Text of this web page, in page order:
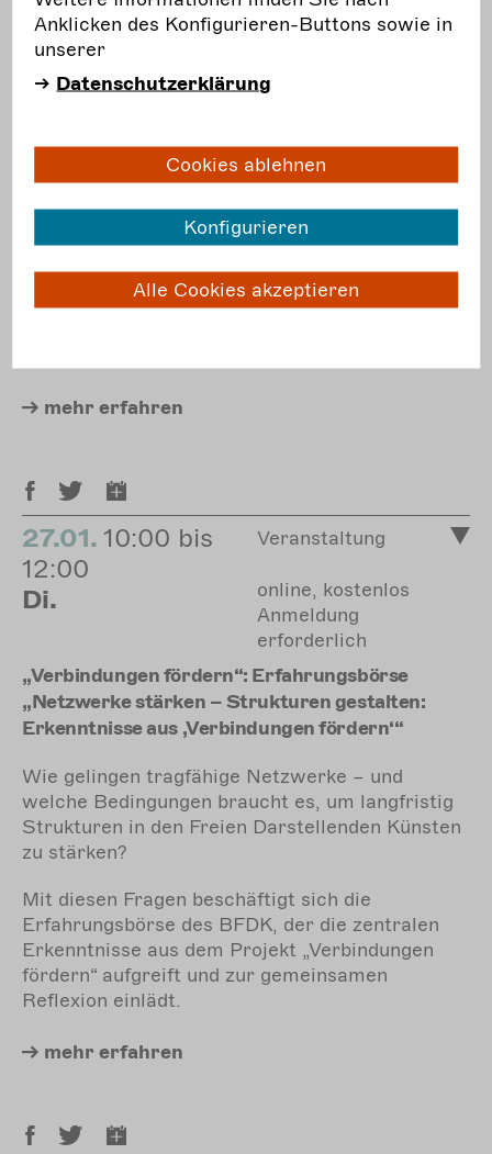
ITI Germany: THEATER DER WELT 2029
THEATER DER WELT ist eines der
feiert THEATER DER WELT 50-jähriges
Bestehen.
Ausschreibungrichtet sich an
Produktionshäuser sowie an ihre Kommunen und
Länder. Es besteht die Möglichkeit, sich als
mehr erfahren
27.01. 10:00 bis
12:00
Di.
Veranstaltung
online, kostenlos
Anmeldung
erforderlich
„Verbindungen fördern“: Erfahrungsbörse
„Netzwerke stärken – Strukturen gestalten:
Erkenntnisse aus ,Verbindungen fördern‘“
Wie gelingen tragfähige Netzwerke – und
welche Bedingungen braucht es, um langfristig
Strukturen in den Freien Darstellenden Künsten
zu stärken?
Mit diesen Fragen beschäftigt sich die
Erfahrungsbörse des BFDK, der die zentralen
Erkenntnisse aus dem Projekt „Verbindungen
fördern“ aufgreift und zur gemeinsamen
Reflexion einlädt.
mehr erfahren
Anklicken des Konfigurieren-Buttons sowie in
unserer
Datenschutzerklärung
Cookies ablehnen
Konfigurieren
Alle Cookies akzeptieren